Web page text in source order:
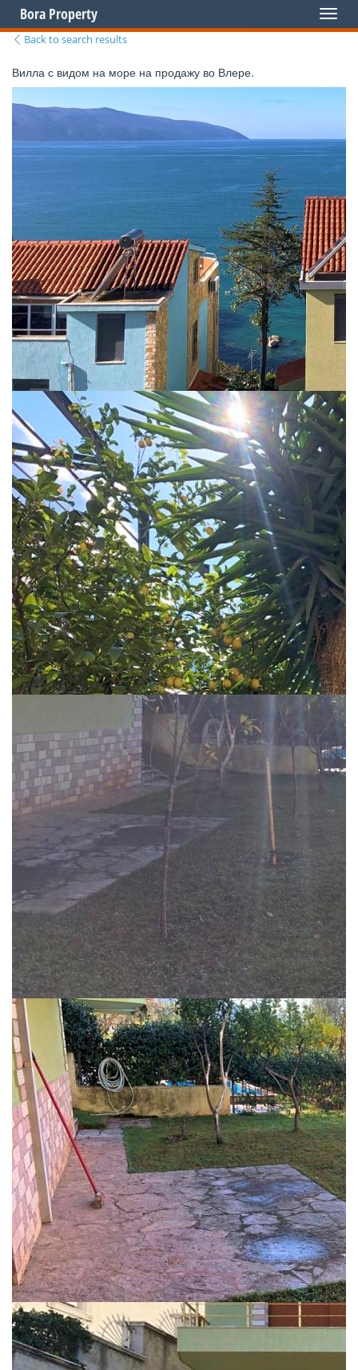
Toggle
Bora Property
Back to search results
Вилла с видом на море на продажу во Влере.